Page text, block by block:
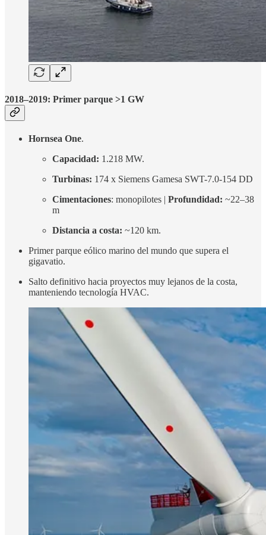
2018–2019: Primer parque >1 GW
Hornsea One.
Capacidad: 1.218 MW.
Turbinas: 174 x Siemens Gamesa SWT-7.0-154 DD
Cimentaciones: monopilotes | Profundidad: ~22–38
m
Distancia a costa: ~120 km.
Primer parque eólico marino del mundo que supera el
gigavatio.
Salto definitivo hacia proyectos muy lejanos de la costa,
manteniendo tecnología HVAC.